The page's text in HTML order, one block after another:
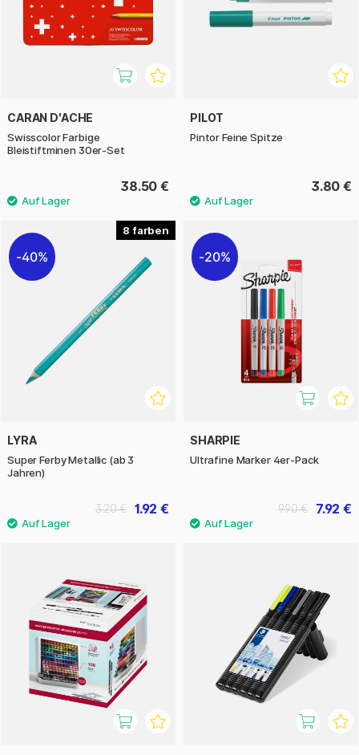
CARAN D'ACHE
Swisscolor Farbige
Bleistiftminen 30er-Set
38.50 €
PILOT
Pintor Feine Spitze
3.80 €
8
40%
LYRA
Super Ferby Metallic (ab 3
Jahren)
1.92 €
3.20 €
20%
SHARPIE
Ultrafine Marker 4er-Pack
7.92 €
9.90 €